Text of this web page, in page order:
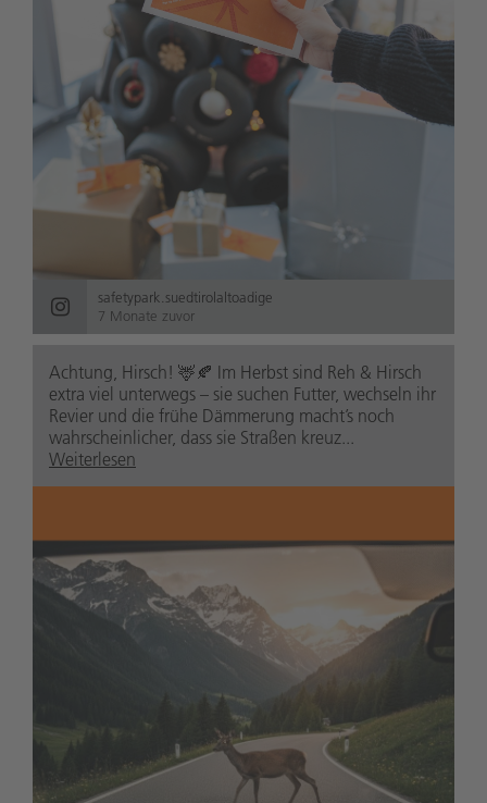
safetypark.suedtirolaltoadige
7 Monate zuvor
Achtung, Hirsch! 🦌🍂 Im Herbst sind Reh & Hirsch
extra viel unterwegs – sie suchen Futter, wechseln ihr
Revier und die frühe Dämmerung macht’s noch
wahrscheinlicher, dass sie Straßen kreuz...
Weiterlesen